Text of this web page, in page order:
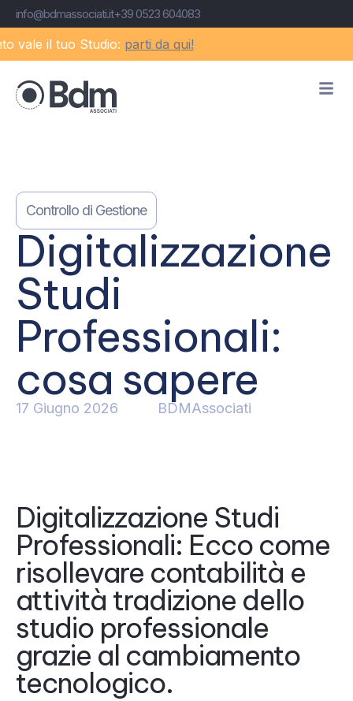
info@bdmassociati.it+39 0523 604083
il tuo Studio:parti da qui!
Controllo di Gestione
Digitalizzazione
Studi
Professionali:
cosa sapere
17 Giugno 2026 BDMAssociati
Digitalizzazione Studi
Professionali: Ecco come
risollevare contabilità e
attività tradizione dello
studio professionale
grazie al cambiamento
tecnologico.